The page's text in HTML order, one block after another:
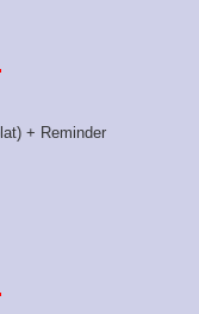
+ Reminder